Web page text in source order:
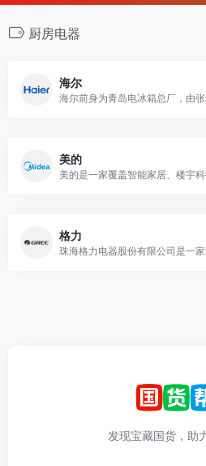
厨房电器
海尔
美的
格力
发现宝藏国货，助